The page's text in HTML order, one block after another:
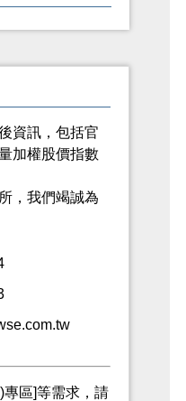
資訊，包括官
加權股價指數
，我們竭誠為
區]等需求，請